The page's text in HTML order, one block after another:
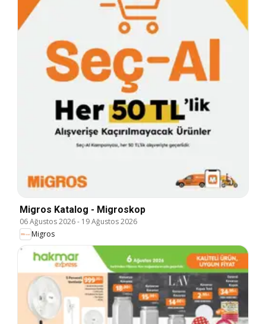
Migros Katalog - Migroskop
06 Ağustos 2026- 19 Ağustos 2026
Migros